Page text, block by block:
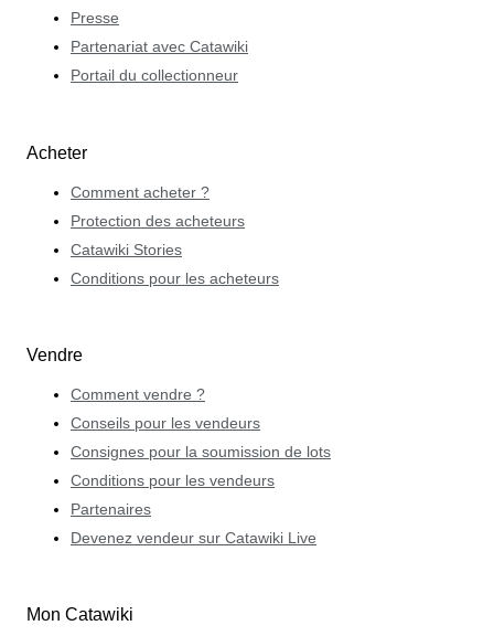
Presse
Partenariat avec Catawiki
Portail du collectionneur
Acheter
Comment acheter ?
Protection des acheteurs
Catawiki Stories
Conditions pour les acheteurs
Vendre
Comment vendre ?
Conseils pour les vendeurs
Consignes pour la soumission de lots
Conditions pour les vendeurs
Partenaires
Devenez vendeur sur Catawiki Live
Mon Catawiki